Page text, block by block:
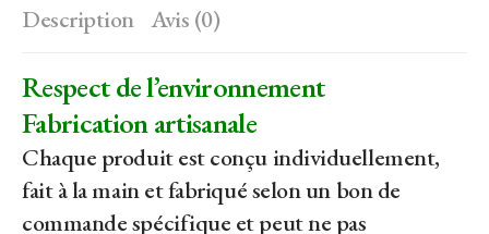
Description Avis (0)
Respect de l’environnement
Fabrication artisanale
Chaque produit est conçu individuellement,
fait à la main et fabriqué selon un bon de
commande spécifique et peut ne pas